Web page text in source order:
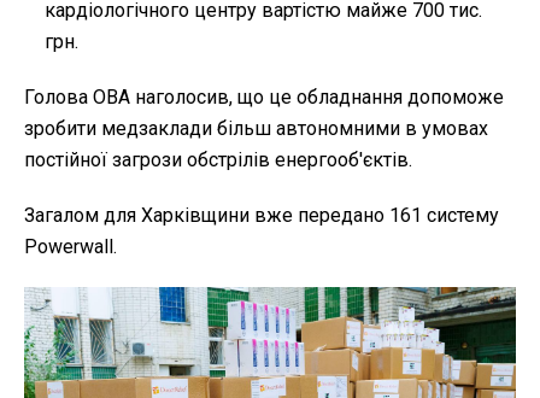
кардіологічного центру вартістю майже 700 тис.
грн.
Голова ОВА наголосив, що це обладнання допоможе
зробити медзаклади більш автономними в умовах
постійної загрози обстрілів енергооб'єктів.
Загалом для Харківщини вже передано 161 систему
Powerwall.